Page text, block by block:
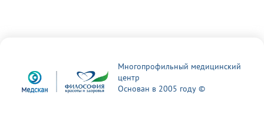
Многопрофильный медицинский
центр
Основан в 2005 году ©